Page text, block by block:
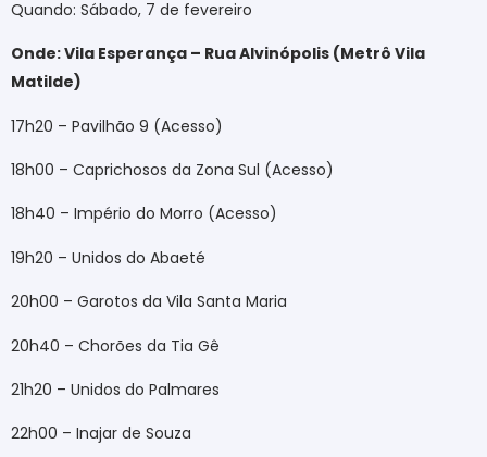
Quando: Sábado, 7 de fevereiro
Onde: Vila Esperança – Rua Alvinópolis (Metrô Vila
Matilde)
17h20 – Pavilhão 9 (Acesso)
18h00 – Caprichosos da Zona Sul (Acesso)
18h40 – Império do Morro (Acesso)
19h20 – Unidos do Abaeté
20h00 – Garotos da Vila Santa Maria
20h40 – Chorões da Tia Gê
21h20 – Unidos do Palmares
22h00 – Inajar de Souza